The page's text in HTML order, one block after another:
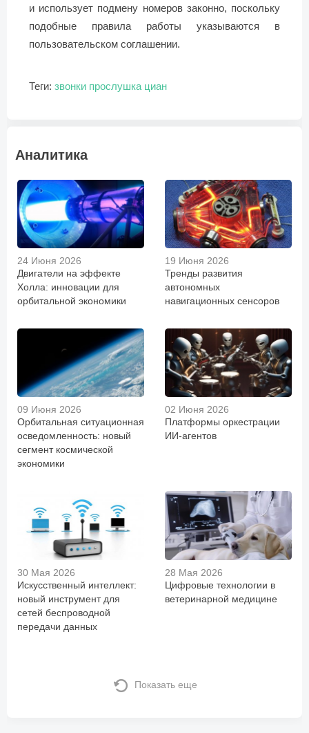
и использует подмену номеров законно, поскольку
подобные правила работы указываются в
пользовательском соглашении.
Теги: звонки прослушка циан
Аналитика
24 Июня 2026
Двигатели на эффекте
Холла: инновации для
орбитальной экономики
19 Июня 2026
Тренды развития
автономных
навигационных сенсоров
09 Июня 2026
Орбитальная ситуационная
осведомленность: новый
сегмент космической
экономики
02 Июня 2026
Платформы оркестрации
ИИ-агентов
30 Мая 2026
Искусственный интеллект:
новый инструмент для
сетей беспроводной
передачи данных
28 Мая 2026
Цифровые технологии в
ветеринарной медицине
Показать еще